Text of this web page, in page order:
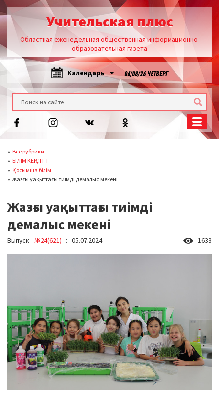
Учительская плюс
Областная еженедельная общественная информационно-
образовательная газета
Календарь 06/08/26 ЧЕТВЕРГ
Все рубрики
БІЛІМ КЕҢІСТІГІ
Қосымша білім
Жазғы уақыттағы тиімді демалыс мекені
Жазғы уақыттағы тиімді
демалыс мекені
Выпуск -№24(621) : 05.07.2024 1633